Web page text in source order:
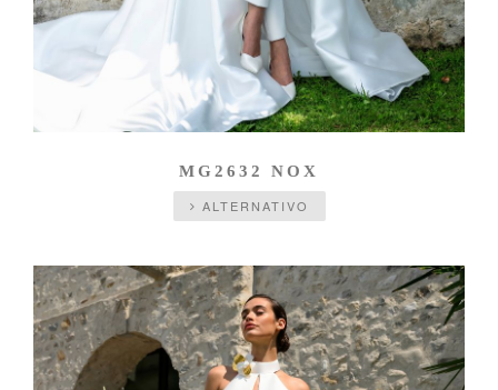
MG2632 NOX
ALTERNATIVO